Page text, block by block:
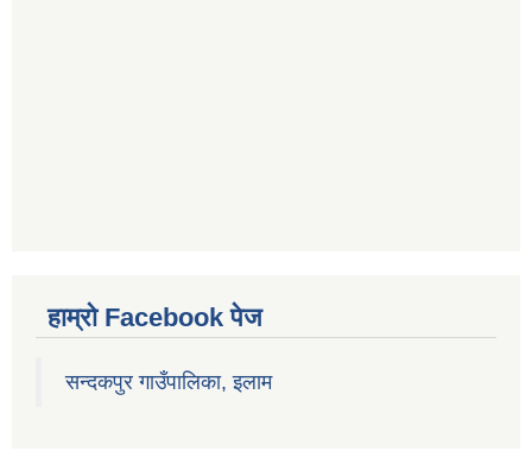
हाम्रो Facebook पेज
सन्दकपुर गाउँपालिका, इलाम